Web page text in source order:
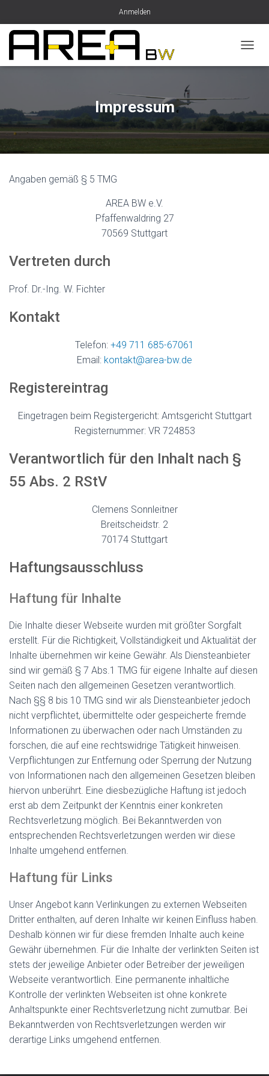
Anmelden
A
G
A
T
I
Impressum
Angaben gemäß § 5 TMG
AREA BW e.V.
Pfaffenwaldring 27
70569 Stuttgart
Vertreten durch
Prof. Dr.-Ing. W. Fichter
Kontakt
Telefon: +49 711 685-67061
Email: kontakt@area-bw.de
Registereintrag
Eingetragen beim Registergericht: Amtsgericht Stuttgart
Registernummer: VR 724853
Verantwortlich für den Inhalt nach §
55 Abs. 2 RStV
Clemens Sonnleitner
Breitscheidstr. 2
70174 Stuttgart
Haftungsausschluss
Haftung für Inhalte
Die Inhalte dieser Webseite wurden mit größter Sorgfalt
erstellt. Für die Richtigkeit, Vollständigkeit und Aktualität der
Inhalte übernehmen wir keine Gewähr. Als Diensteanbieter
sind wir gemäß § 7 Abs.1 TMG für eigene Inhalte auf diesen
Seiten nach den allgemeinen Gesetzen verantwortlich.
Nach §§ 8 bis 10 TMG sind wir als Diensteanbieter jedoch
nicht verpflichtet, übermittelte oder gespeicherte fremde
Informationen zu überwachen oder nach Umständen zu
forschen, die auf eine rechtswidrige Tätigkeit hinweisen.
Verpflichtungen zur Entfernung oder Sperrung der Nutzung
von Informationen nach den allgemeinen Gesetzen bleiben
hiervon unberührt. Eine diesbezügliche Haftung ist jedoch
erst ab dem Zeitpunkt der Kenntnis einer konkreten
Rechtsverletzung möglich. Bei Bekanntwerden von
entsprechenden Rechtsverletzungen werden wir diese
Inhalte umgehend entfernen.
Haftung für Links
Unser Angebot kann Verlinkungen zu externen Webseiten
Dritter enthalten, auf deren Inhalte wir keinen Einfluss haben.
Deshalb können wir für diese fremden Inhalte auch keine
Gewähr übernehmen. Für die Inhalte der verlinkten Seiten ist
stets der jeweilige Anbieter oder Betreiber der jeweiligen
Webseite verantwortlich. Eine permanente inhaltliche
Kontrolle der verlinkten Webseiten ist ohne konkrete
Anhaltspunkte einer Rechtsverletzung nicht zumutbar. Bei
Bekanntwerden von Rechtsverletzungen werden wir
derartige Links umgehend entfernen.